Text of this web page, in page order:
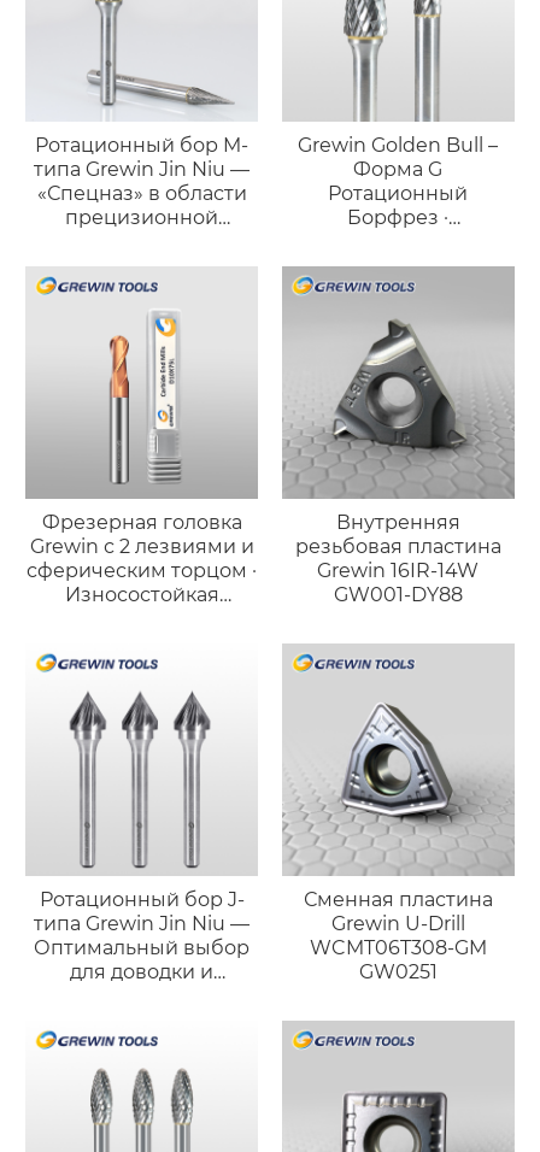
Ротационный бор M-
типа Grewin Jin Niu —
«Спецназ» в области
прецизионной
Grewin Golden Bull –
Форма G
Ротационный
Борфрез ·
Длинный Конический
Инструмент
Фрезерная головка
Grewin с 2 лезвиями и
сферическим торцом ·
Износостойкая
Внутренняя
резьбовая пластина
Grewin 16IR-14W
GW001-DY88
Ротационный бор J-
типа Grewin Jin Niu —
Оптимальный выбор
для доводки и
Сменная пластина
Grewin U-Drill
WCMT06T308-GM
GW0251